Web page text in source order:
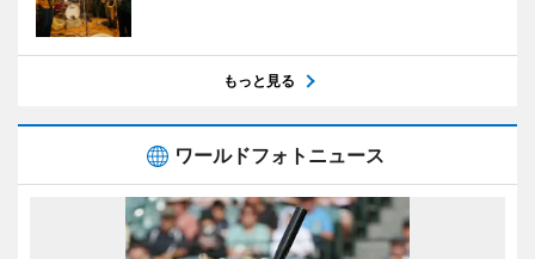
もっと見る
ワールドフォトニュース